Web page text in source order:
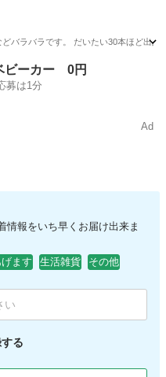
バラバラです。 だいたい30本ほど出
濯用品 黄緑
ビーカー 0円
募は1分
Ad
情報をいち早くお届け出来ま
ます 生活雑貨 その他
る